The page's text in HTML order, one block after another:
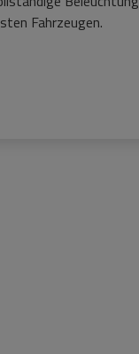
Fahrzeugen.